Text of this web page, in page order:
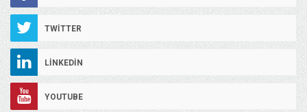
TWITTER
LINKEDIN
YOUTUBE